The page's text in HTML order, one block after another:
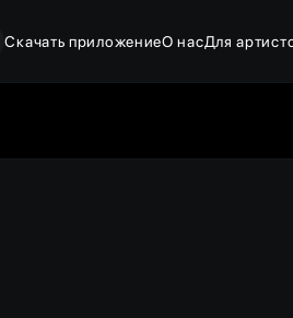
Скачать приложениеО насДля